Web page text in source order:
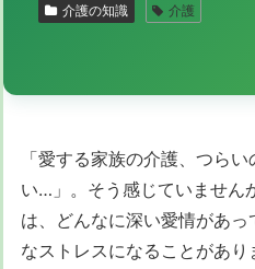
介護の知識 介護
「愛する家族の介護、つら
い…」。そう感じていません
は、どんなに深い愛情があ
なストレスになることがあ